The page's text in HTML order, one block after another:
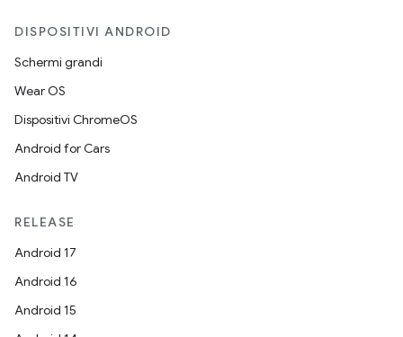
DISPOSITIVI ANDROID
Schermi grandi
Wear OS
Dispositivi ChromeOS
Android for Cars
Android TV
RELEASE
Android 17
Android 16
Android 15